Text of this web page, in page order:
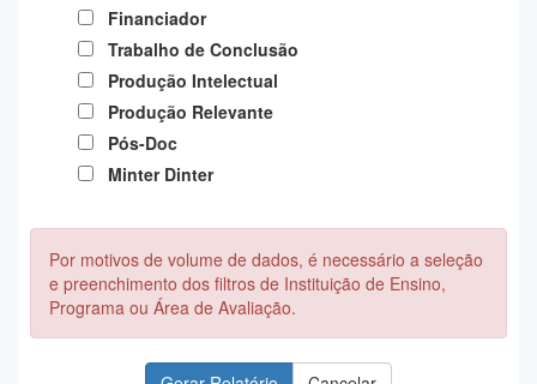
Financiador
Trabalho de Conclusão
Produção Intelectual
Produção Relevante
Pós-Doc
Minter Dinter
Por motivos de volume de dados, é necessário a seleção
e preenchimento dos filtros de Instituição de Ensino,
Programa ou Área de Avaliação.